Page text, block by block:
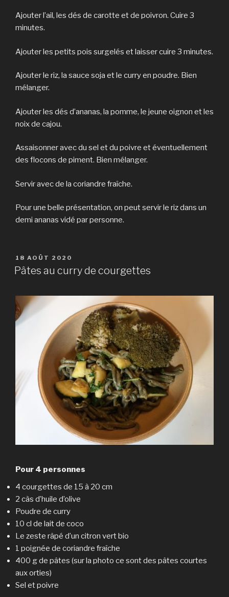
Ajouter l’ail, les dés de carotte et de poivron. Cuire 3
minutes.
Ajouter les petits pois surgelés et laisser cuire 3 minutes.
Ajouter le riz, la sauce soja et le curry en poudre. Bien
mélanger.
Ajouter les dés d’ananas, la pomme, le jeune oignon et les
noix de cajou.
Assaisonner avec du sel et du poivre et éventuellement
des flocons de piment. Bien mélanger.
Servir avec de la coriandre fraîche.
Pour une belle présentation, on peut servir le riz dans un
demi ananas vidé par personne.
PUBLIÉ
LE
18 AOÛT 2020
Pâtes au curry de courgettes
Pour 4 personnes
4 courgettes de 15 à 20 cm
2 càs d’huile d’olive
Poudre de curry
10 cl de lait de coco
Le zeste râpé d’un citron vert bio
1 poignée de coriandre fraîche
400 g de pâtes (sur la photo ce sont des pâtes courtes
aux orties)
Sel et poivre